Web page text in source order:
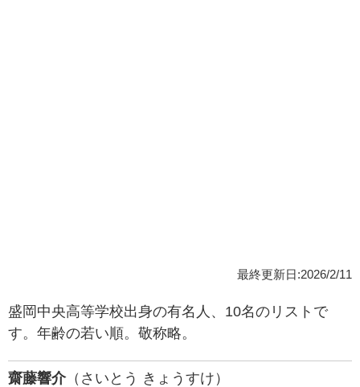
最終更新日:2026/2/11
盛岡中央高等学校出身の有名人、10名のリストで
す。年齢の若い順。敬称略。
齋藤響介（さいとう きょうすけ）